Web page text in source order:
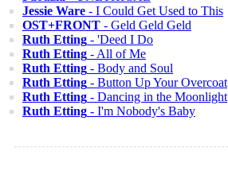
Jessie Ware - I Could Get Used to This
OST+FRONT - Geld Geld Geld
Ruth Etting - 'Deed I Do
Ruth Etting - All of Me
Ruth Etting - Body and Soul
Ruth Etting - Button Up Your Overcoat
Ruth Etting - Dancing in the Moonlight
Ruth Etting - I'm Nobody's Baby